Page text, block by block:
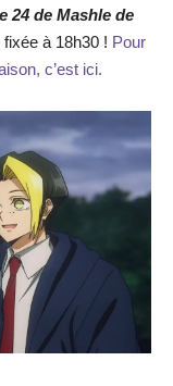
24 de Mashle de
fixée à 18h30 ! Pour
c’est ici.